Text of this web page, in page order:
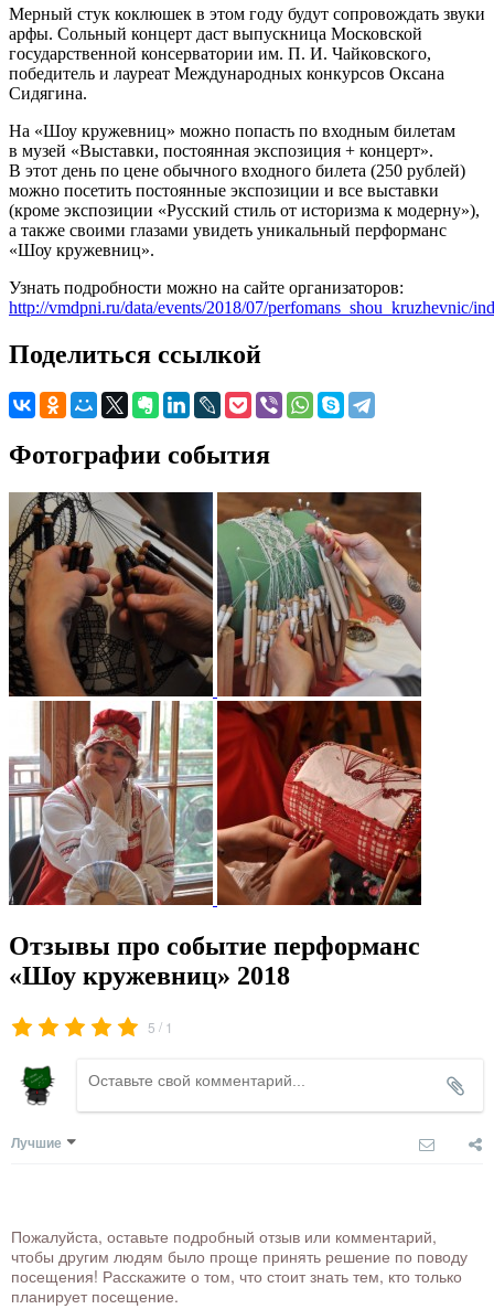
Мерный стук коклюшек в этом году будут сопровождать звуки
арфы. Сольный концерт даст выпускница Московской
государственной консерватории им. П. И. Чайковского,
победитель и лауреат Международных конкурсов Оксана
Сидягина.
На «Шоу кружевниц» можно попасть по входным билетам
в музей «Выставки, постоянная экспозиция + концерт».
В этот день по цене обычного входного билета (250 рублей)
можно посетить постоянные экспозиции и все выставки
(кроме экспозиции «Русский стиль от историзма к модерну»),
а также своими глазами увидеть уникальный перформанс
«Шоу кружевниц».
Узнать подробности можно на сайте организаторов:
http://vmdpni.ru/data/events/2018/07/perfomans_shou_kruzhevnic/
Поделиться ссылкой
Фотографии события
Отзывы про событие перформанс
«Шоу кружевниц» 2018
5 / 1
Лучшие
Пожалуйста, оставьте подробный отзыв или комментарий,
чтобы другим людям было проще принять решение по поводу
посещения! Расскажите о том, что стоит знать тем, кто только
планирует посещение.